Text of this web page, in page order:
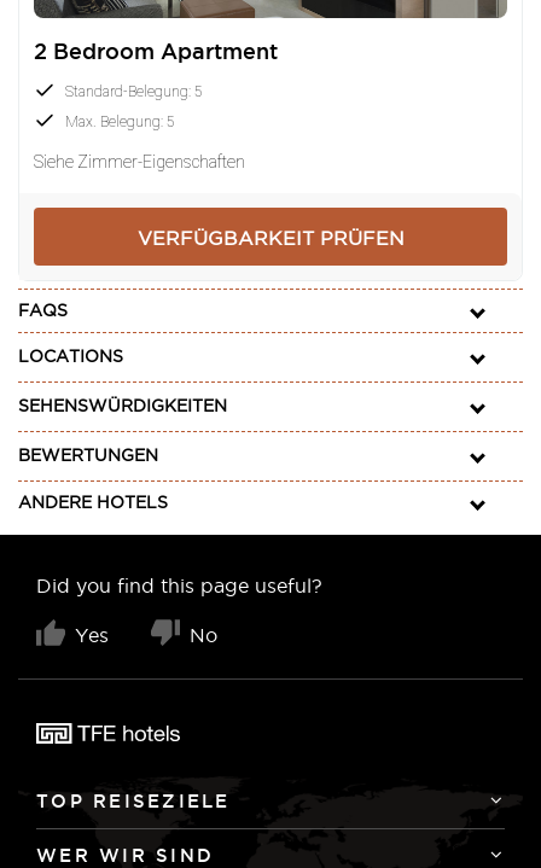
2 Bedroom Apartment
Standard-Belegung: 5
Max. Belegung: 5
Siehe Zimmer-Eigenschaften
VERFÜGBARKEIT PRÜFEN
FAQS
LOCATIONS
SEHENSWÜRDIGKEITEN
BEWERTUNGEN
ANDERE HOTELS
Did you find this page useful?
Yes No
TOP REISEZIELE
WER WIR SIND